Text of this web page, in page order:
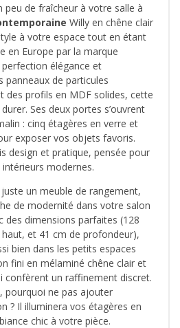
peu de fraîcheur à votre salle à
Willy en chêne clair
à votre espace tout en étant
en Europe par la marque
élégance et
panneaux de particules
des profils en MDF solides, cette
Ses deux portes s’ouvrent
: cinq étagères en verre et
exposer vos objets favoris.
design et pratique, pensée pour
intérieurs modernes.
juste un meuble de rangement,
de modernité dans votre salon
des dimensions parfaites (128
et 41 cm de profondeur),
bien dans les petits espaces
fini en mélaminé chêne clair et
confèrent un raffinement discret.
pourquoi ne pas ajouter
? Il illuminera vos étagères en
chic à votre pièce.